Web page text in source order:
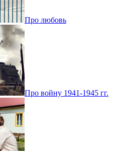
Про любовь
Про войну 1941-1945 гг.